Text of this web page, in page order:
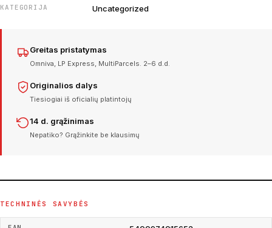
KATEGORIJA Uncategorized
Greitas pristatymas
Omniva, LP Express, MultiParcels. 2–6 d.d.
Originalios dalys
Tiesiogiai iš oficialių platintojų
14 d. grąžinimas
Nepatiko? Grąžinkite be klausimų
TECHNINĖS SAVYBĖS